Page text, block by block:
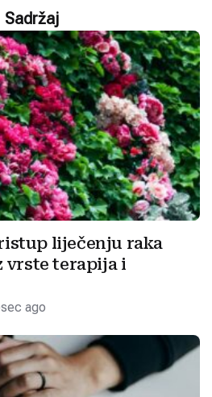
Sadržaj
liječenju raka
vrste terapija i
ago